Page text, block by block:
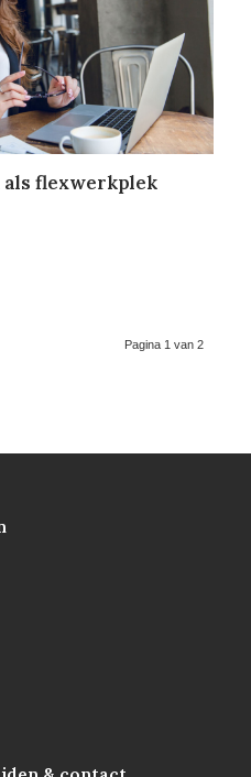
flexwerkplek
Pagina 1 van 2